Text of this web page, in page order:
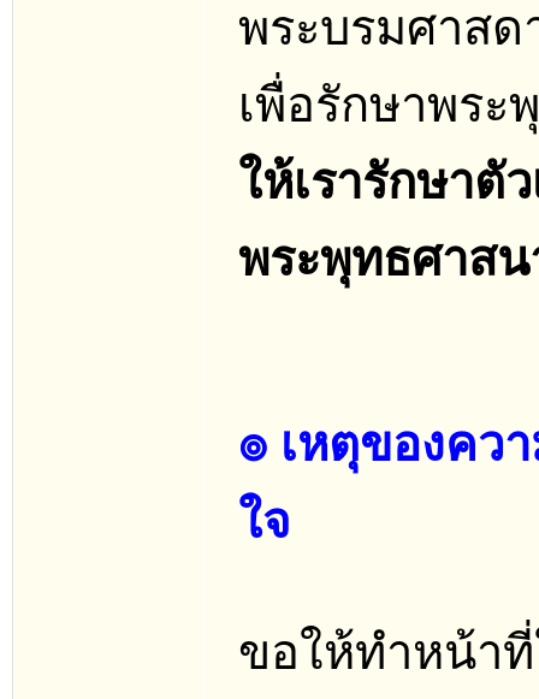
พระบรมศาสด
เพื่อรักษาพระ
ให้เรารักษาตั
พระพุทธศาสน
๏ เหตุของคว
ใจ
ขอให้ทำหน้า